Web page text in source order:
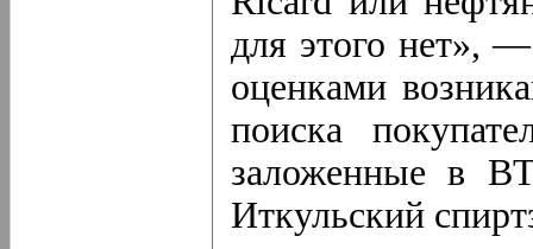
для этого нет»,
оценками
поиска
заложенные в
Иткульский